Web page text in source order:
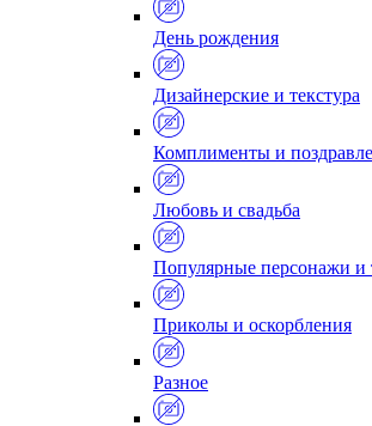
День рождения
Дизайнерские и текстура
Комплименты и
Любовь и свадьба
Популярные персонажи и
Приколы и оскорбления
Разное